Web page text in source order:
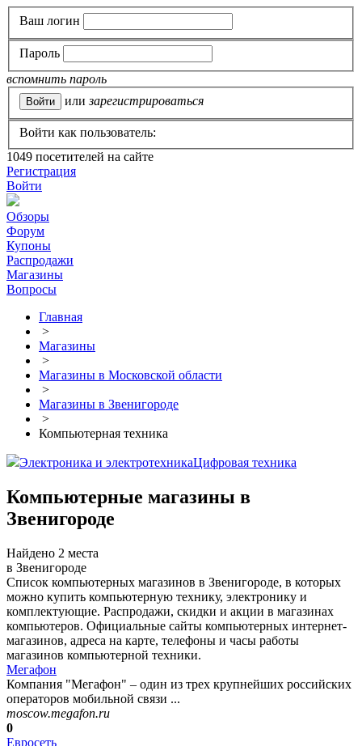
Ваш логин
Пароль
вспомнить пароль
или зарегистрироваться
Войти как пользователь:
1049 посетителей на сайте
Регистрация
Войти
Обзоры
Форум
Купоны
Распродажи
Магазины
Вопросы
Главная
>
Магазины
>
Магазины в Московской области
>
Магазины в Звенигороде
>
Компьютерная техника
Электроника и электротехникаЦифровая техника
Компьютерные магазины в
Звенигороде
Найдено 2 места
в Звенигороде
Список компьютерных магазинов в Звенигороде, в которых
можно купить компьютерную технику, электронику и
комплектующие. Распродажи, скидки и акции в магазинах
компьютеров. Официальные сайты компьютерных интернет-
магазинов, адреса на карте, телефоны и часы работы
магазинов компьютерной техники.
Мегафон
Компания "Мегафон" – один из трех крупнейших российских
операторов мобильной связи ...
moscow.megafon.ru
0
Евросеть